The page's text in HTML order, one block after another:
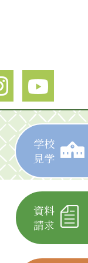
学校
見学
資料
請求